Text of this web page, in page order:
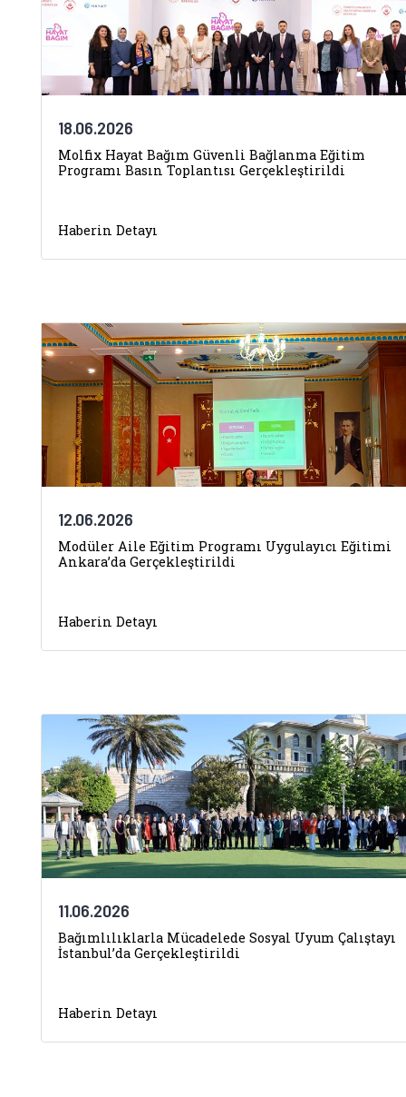
18.06.2026
Molfix Hayat Bağım Güvenli Bağlanma Eğitim
Programı Basın Toplantısı Gerçekleştirildi
Haberin Detayı
12.06.2026
Modüler Aile Eğitim Programı Uygulayıcı Eğitimi
Ankara’da Gerçekleştirildi
Haberin Detayı
11.06.2026
Bağımlılıklarla Mücadelede Sosyal Uyum Çalıştayı
İstanbul’da Gerçekleştirildi
Haberin Detayı